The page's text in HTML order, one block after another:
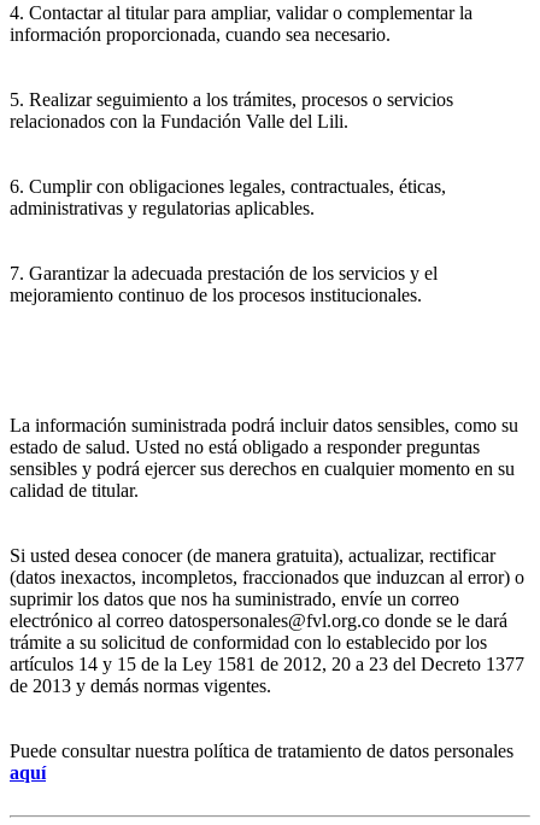
4. Contactar al titular para ampliar, validar o complementar la
información proporcionada, cuando sea necesario.
5. Realizar seguimiento a los trámites, procesos o servicios
relacionados con la Fundación Valle del Lili.
6. Cumplir con obligaciones legales, contractuales, éticas,
administrativas y regulatorias aplicables.
7. Garantizar la adecuada prestación de los servicios y el
mejoramiento continuo de los procesos institucionales.
La información suministrada podrá incluir datos sensibles, como su
estado de salud. Usted no está obligado a responder preguntas
sensibles y podrá ejercer sus derechos en cualquier momento en su
calidad de titular.
Si usted desea conocer (de manera gratuita), actualizar, rectificar
(datos inexactos, incompletos, fraccionados que induzcan al error) o
suprimir los datos que nos ha suministrado, envíe un correo
electrónico al correo datospersonales@fvl.org.co donde se le dará
trámite a su solicitud de conformidad con lo establecido por los
artículos 14 y 15 de la Ley 1581 de 2012, 20 a 23 del Decreto 1377
de 2013 y demás normas vigentes.
Puede consultar nuestra política de tratamiento de datos personales
aquí